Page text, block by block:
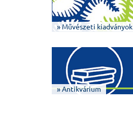
» Művészeti kiadványok
» Antikvárium